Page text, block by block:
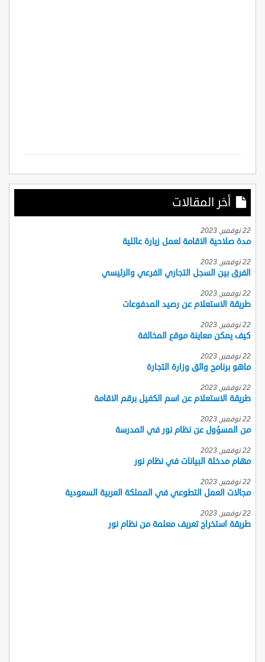
أخر المقالات
22 نوفمبر, 2023
مدة صلاحية الاقامة لعمل زيارة عائلية
22 نوفمبر, 2023
الفرق بين السجل التجاري الفرعي والرئيسي
22 نوفمبر, 2023
طريقة الاستعلام عن رصيد المدفوعات
22 نوفمبر, 2023
كيف يمكن معاينة موقع المخالفة
22 نوفمبر, 2023
ماهو برنامج واثق وزارة التجارة
22 نوفمبر, 2023
طريقة الاستعلام عن اسم الكفيل برقم الاقامة
22 نوفمبر, 2023
من المسؤول عن نظام نور في المدرسة
22 نوفمبر, 2023
مهام مدخلة البيانات في نظام نور
22 نوفمبر, 2023
مجالات العمل التطوعي في المملكة العربية السعودية
22 نوفمبر, 2023
طريقة استخراج تعريف معلمة من نظام نور